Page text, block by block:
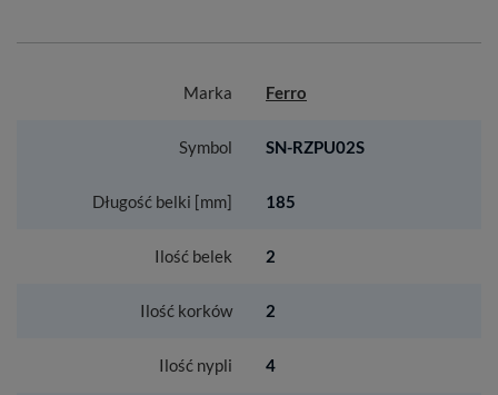
Marka Ferro
Symbol SN-RZPU02S
Długość belki [mm] 185
Ilość belek 2
Ilość korków 2
Ilość nypli 4